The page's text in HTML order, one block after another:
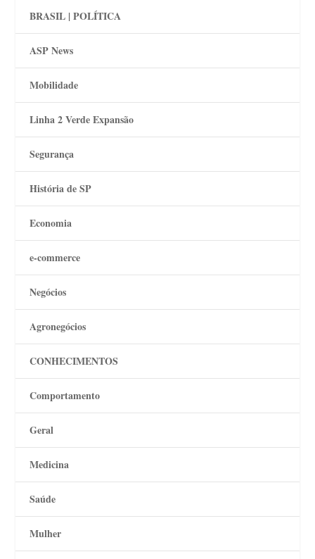
BRASIL | POLÍTICA
ASP News
Mobilidade
Linha 2 Verde Expansão
Segurança
História de SP
Economia
e-commerce
Negócios
Agronegócios
CONHECIMENTOS
Comportamento
Geral
Medicina
Saúde
Mulher